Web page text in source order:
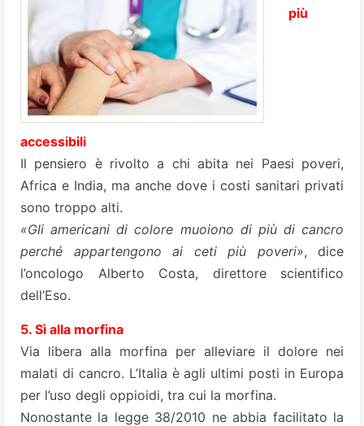
più
accessibili
Il pensiero è rivolto a chi abita nei Paesi poveri,
Africa e India, ma anche dove i costi sanitari privati
sono troppo alti.
«Gli americani di colore muoiono di più di cancro
perché appartengono ai ceti più poveri», dice
l’oncologo Alberto Costa, direttore scientifico
dell’Eso.
5. Sì alla morfina
Via libera alla morfina per alleviare il dolore nei
malati di cancro. L’Italia è agli ultimi posti in Europa
per l’uso degli oppioidi, tra cui la morfina.
Nonostante la legge 38/2010 ne abbia facilitato la